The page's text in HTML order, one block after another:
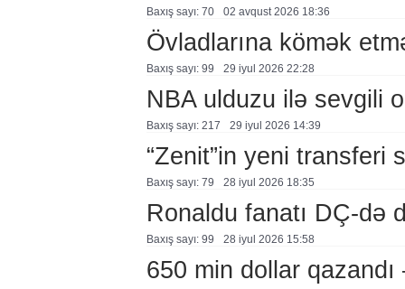
Baxış sayı: 70 02 avqust 2026 18:36
Övladlarına kömək
Baxış sayı: 99 29 i̇yul 2026 22:28
NBA ulduzu ilə sevgili
Baxış sayı: 217 29 i̇yul 2026 14:39
“Zenit”in yeni transferi
Baxış sayı: 79 28 i̇yul 2026 18:35
Ronaldu fanatı DÇ-də
Baxış sayı: 99 28 i̇yul 2026 15:58
650 min dollar qazandı